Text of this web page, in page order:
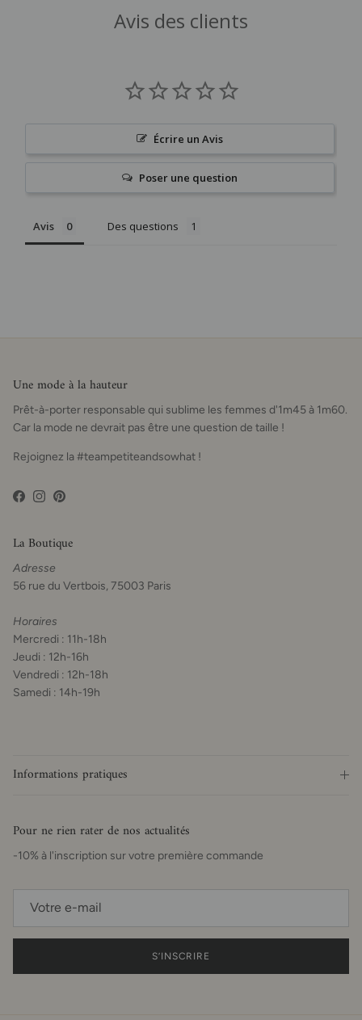
Avis des clients
Écrire un Avis
Poser une question
Avis Des questions
Une mode à la hauteur
Prêt-à-porter responsable qui sublime les femmes d'1m45 à 1m60.
Car la mode ne devrait pas être une question de taille !
Rejoignez la #teampetiteandsowhat !
Facebook
Instagram
Pinterest
La Boutique
Adresse
56 rue du Vertbois, 75003 Paris
Horaires
Mercredi : 11h-18h
Jeudi : 12h-16h
Vendredi : 12h-18h
Samedi : 14h-19h
Informations pratiques
Pour ne rien rater de nos actualités
-10% à l'inscription sur votre première commande
S’INSCRIRE